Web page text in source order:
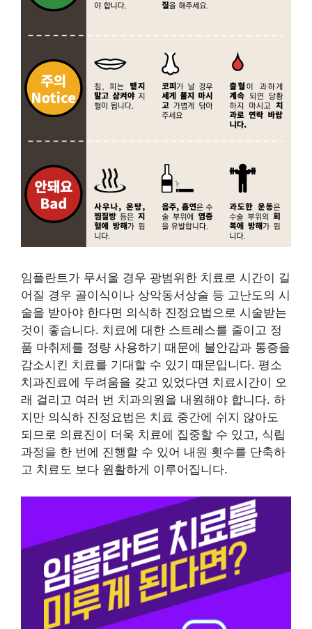
임플란트가 무서울 경우 광범위한 치료로 시간이 길
어질 경우 골이식이나 상악동서상술 등 고난도의 시
술을 받아야 한다면 의식하 진정요법으로 시술받는
것이 좋습니다. 치료에 대한 스트레스를 줄이고 정
품 마취제를 정량 사용하기 때문에 불안감과 통증을
감소시킨 치료를 기대할 수 있기 때문입니다. 평소
치과진료에 두려움을 갖고 있었다면 치료시간이 오
래 걸리고 여러 번 치과의원을 내원해야 합니다. 하
지만 의식하 진정요법은 치료 중간에 쉬지 않아도
되므로 의료진이 더욱 치료에 집중할 수 있고, 식립
과정을 한 번에 진행할 수 있어 내원 횟수를 단축하
고 치료도 보다 원활하게 이루어집니다.